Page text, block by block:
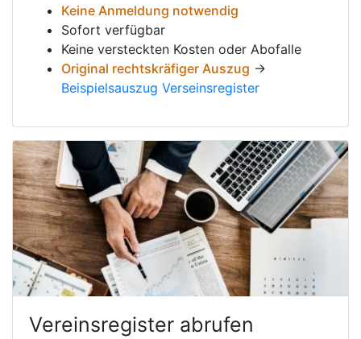
Keine Anmeldung notwendig
Sofort verfügbar
Keine versteckten Kosten oder Abofalle
Original rechtskräfiger Auszug →
Beispielsauszug Verseinsregister
Vereinsregister abrufen